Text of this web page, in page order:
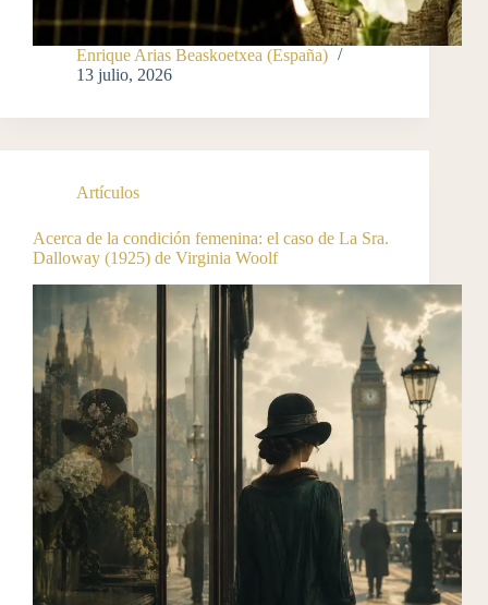
Enrique Arias Beaskoetxea (España)
13 julio, 2026
Artículos
Acerca de la condición femenina: el caso de La Sra.
Dalloway (1925) de Virginia Woolf